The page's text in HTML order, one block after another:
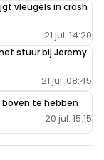
vleugels in crash
21 jul. 14:20
stuur bij Jeremy
21 jul. 08:45
boven te hebben
20 jul. 15:15